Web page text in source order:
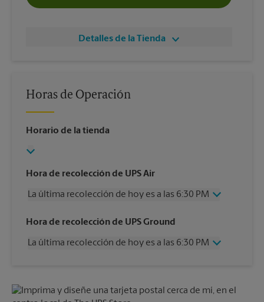
Detalles de la Tienda
Horas de Operación
Horario de la tienda
Hora de recolección de UPS Air
La última recolección de hoy es a las 6:30 PM
Miércoles
6:30 PM
Viernes
6:30 PM
Martes
Hora de recolección de UPS Ground
La última recolección de hoy es a las 6:30 PM
Viernes
6:30 PM